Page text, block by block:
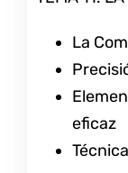
La
eficaz